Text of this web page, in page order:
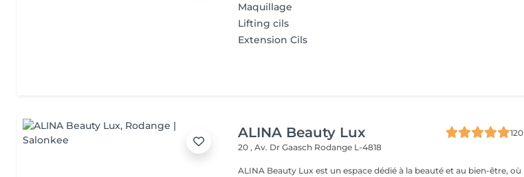
Maquillage
Lifting cils
Extension Cils
ALINA Beauty Lux
120
20 , Av. Dr Gaasch Rodange L-4818
ALINA Beauty Lux est un espace dédié à la beauté et au bien-être, où